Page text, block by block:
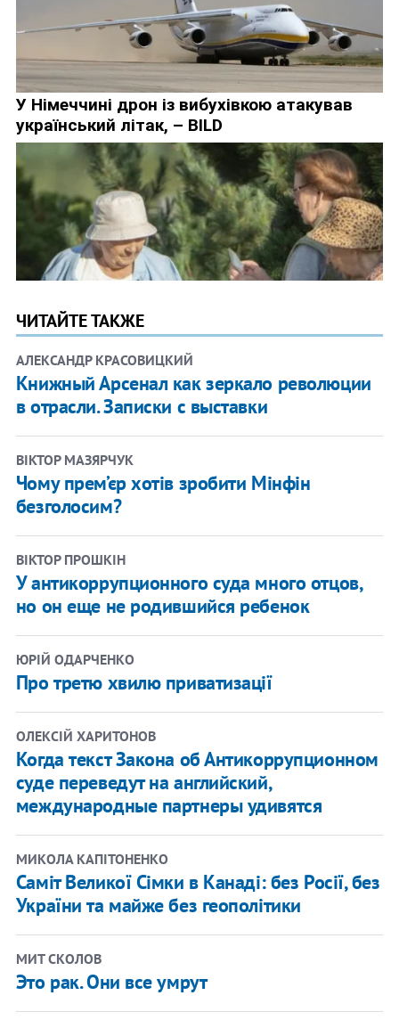
ЧИТАЙТЕ ТАКЖЕ
АЛЕКСАНДР КРАСОВИЦКИЙ
​Книжный Арсенал как зеркало революции
в отрасли. Записки с выставки
ВІКТОР МАЗЯРЧУК
Чому прем’єр хотів зробити Мінфін
безголосим?
ВІКТОР ПРОШКІН
​У антикоррупционного суда много отцов,
но он еще не родившийся ребенок
ЮРІЙ ОДАРЧЕНКО
Про третю хвилю приватизації
ОЛЕКСІЙ ХАРИТОНОВ
Когда текст Закона об Антикоррупционном
суде переведут на английский,
международные партнеры удивятся
МИКОЛА КАПІТОНЕНКО
Саміт Великої Сімки в Канаді: без Росії, без
України та майже без геополітики
МИТ СКОЛОВ
Это рак. Они все умрут